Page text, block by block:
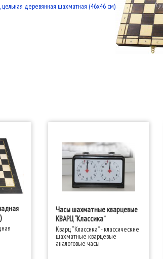
цельная деревянная шахматная (46x46 см)
Часы шахматные кварцевые
КВАРЦ “Классика”
Кварц “Классика” - классические
шахматные кварцевые
аналоговые часы